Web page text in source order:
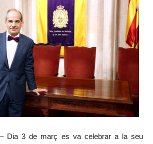
Dia 3 de març es va celebrar a la seu